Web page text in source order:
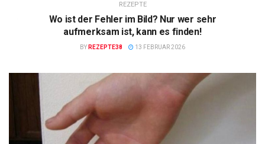
REZEPTE
Wo ist der Fehler im Bild? Nur wer sehr
aufmerksam ist, kann es finden!
BY REZEPTE38 13 FEBRUAR 2026